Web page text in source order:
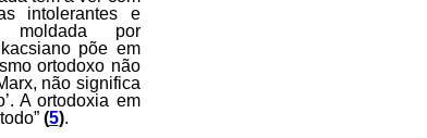
intolerantes e
moldada por
põe em
ortodoxo não
não significa
A ortodoxia em
(5).